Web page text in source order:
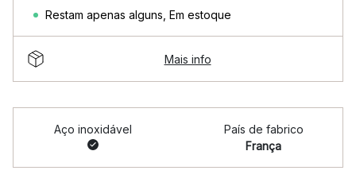
Restam apenas alguns Em estoque
Mais info
Aço inoxidável
País de fabrico
França